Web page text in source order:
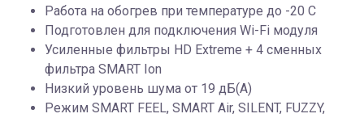
Работа на обогрев при температуре до -20 С
Подготовлен для подключения Wi-Fi модуля
Усиленные фильтры HD Extreme + 4 сменных
фильтра SMART Ion
Низкий уровень шума от 19 дБ(А)
Режим SMART FEEL, SMART Air, SILENT, FUZZY,